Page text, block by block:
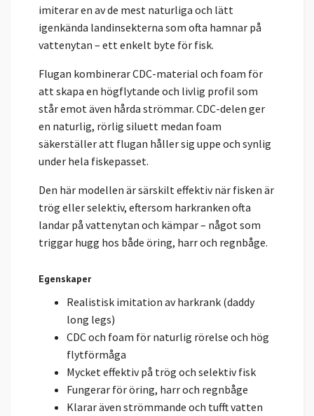
imiterar en av de mest naturliga och lätt
igenkända landinsekterna som ofta hamnar på
vattenytan – ett enkelt byte för fisk.
Flugan kombinerar CDC-material och foam för
att skapa en högflytande och livlig profil som
står emot även hårda strömmar. CDC-delen ger
en naturlig, rörlig siluett medan foam
säkerställer att flugan håller sig uppe och synlig
under hela fiskepasset.
Den här modellen är särskilt effektiv när fisken är
trög eller selektiv, eftersom harkranken ofta
landar på vattenytan och kämpar – något som
triggar hugg hos både öring, harr och regnbåge.
Egenskaper
Realistisk imitation av harkrank (daddy
long legs)
CDC och foam för naturlig rörelse och hög
flytförmåga
Mycket effektiv på trög och selektiv fisk
Fungerar för öring, harr och regnbåge
Klarar även strömmande och tufft vatten